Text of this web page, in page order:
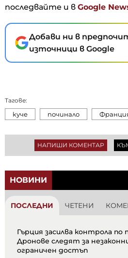
последвайте и в Google
Добави ни в
източници в Google
Тагове:
куче починало
НАПИШИ КОМЕНТАР
НОВИНИ
ПОСЛЕДНИ ЧЕТЕНИ
Гърция засилва контрола по
Дронове следят за
ограничен достъп